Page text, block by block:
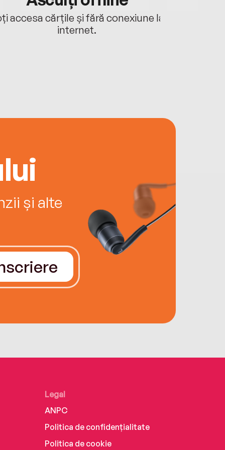
accesa cărțile și fără conexiune la
internet.
și alte
Legal
ANPC
Politica de confidențialitate
Politica de cookie